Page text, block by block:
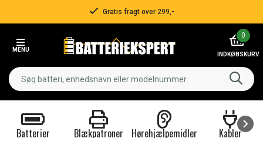
Gratis fragt over 299,-
MENU
0
INDKØBSKURV
Batterier Blækpatroner Hørehjælpemidler Kabler